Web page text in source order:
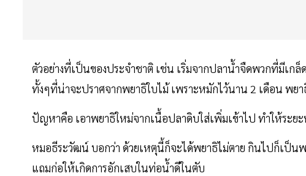
ตัวอย่างที่เป็นของประจำชาติ เช่น เริ่มจากปลาน้ำจืดพวกที่มีเ
ทั้งๆที่น่าจะปราศจากพยาธิใบไม้ เพราะหมักไว้นาน 2 เดือน พย
ปัญหาคือ เอาพยาธิใหม่จากเนื้อปลาดิบใส่เพิ่มเข้าไป ทำให้ระย
หมอธีระวัฒน์ บอกว่า ด้วยเหตุนี้ก็จะได้พยาธิไม่ตาย กินไปก็เป็นพ
แถมก่อให้เกิดการอักเสบในท่อน้ำดีในตับ